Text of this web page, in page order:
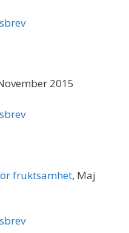
2015
fruktsamhet, Maj